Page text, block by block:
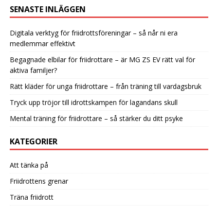
SENASTE INLÄGGEN
Digitala verktyg för friidrottsföreningar – så når ni era
medlemmar effektivt
Begagnade elbilar för friidrottare – är MG ZS EV rätt val för
aktiva familjer?
Rätt kläder för unga friidrottare – från träning till vardagsbruk
Tryck upp tröjor till idrottskampen för lagandans skull
Mental träning för friidrottare – så stärker du ditt psyke
KATEGORIER
Att tänka på
Friidrottens grenar
Träna friidrott